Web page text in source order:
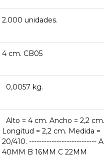
2.000 unidades.
4 cm. CB05
0,0057 kg.
Alto = 4 cm. Ancho = 2,2 cm.
Longitud = 2,2 cm. Medida =
20/410. --------------------------- A
40MM B 16MM C 22MM